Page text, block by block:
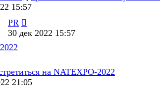
15:57
PR
30 дек 2022 15:57
на NATEXPO-2022
21:05